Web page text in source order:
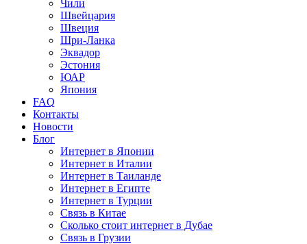
Чили
Швейцария
Швеция
Шри-Ланка
Эквадор
Эстония
ЮАР
Япония
FAQ
Контакты
Новости
Блог
Интернет в Японии
Интернет в Италии
Интернет в Таиланде
Интернет в Египте
Интернет в Турции
Связь в Китае
Сколько стоит интернет в Дубае
Связь в Грузии